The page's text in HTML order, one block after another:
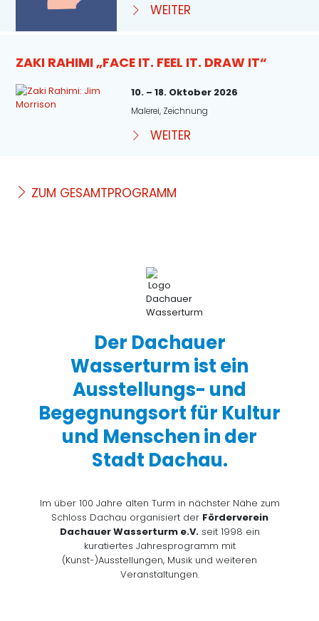
WEITER
ZAKI RAHIMI „FACE IT. FEEL IT. DRAW IT“
10. – 18. Oktober 2026
Malerei, Zeichnung
WEITER
ZUM GESAMTPROGRAMM
Der Dachauer
Wasserturm ist ein
Ausstellungs- und
Begegnungsort für Kultur
und Menschen in der
Stadt Dachau.
Im über 100 Jahre alten Turm in nächster Nähe zum
Schloss Dachau organisiert der Förderverein
Dachauer Wasserturm e.V.seit 1998 ein
kuratiertes Jahresprogramm mit
(Kunst-)Ausstellungen, Musik und weiteren
Veranstaltungen.